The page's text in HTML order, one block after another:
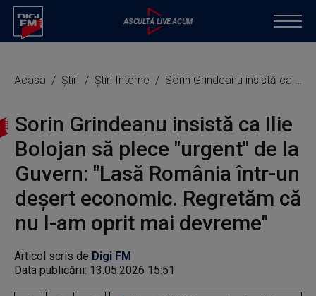
Acasa Știri Știri Interne Sorin Grindeanu insistă ca Ilie Bolojan să plece "urgent" de la Guvern: "Lasă România într-un deșert economic. Regretăm că nu l-am oprit mai devreme"
Sorin Grindeanu insistă ca Ilie
Bolojan să plece "urgent" de la
Guvern: "Lasă România într-un
deșert economic. Regretăm că
nu l-am oprit mai devreme"
Articol scris de Digi FM
Data publicării: 13.05.2026 15:51